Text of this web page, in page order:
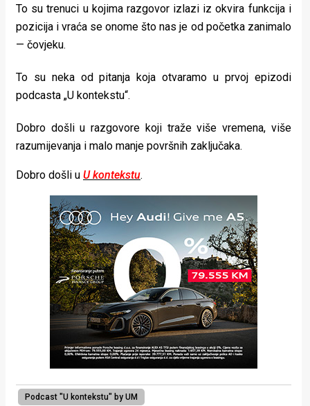
To su trenuci u kojima razgovor izlazi iz okvira funkcija i
pozicija i vraća se onome što nas je od početka zanimalo
— čovjeku.
To su neka od pitanja koja otvaramo u prvoj epizodi
podcasta „U kontekstu“.
Dobro došli u razgovore koji traže više vremena, više
razumijevanja i malo manje površnih zaključaka.
Dobro došli u U kontekstu.
Podcast "U kontekstu" by UM